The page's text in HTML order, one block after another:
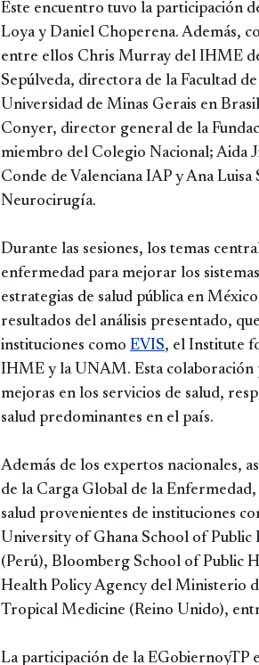
Este encuentro tuvo la participación
Loya y Daniel Choperena. Además,
entre ellos Chris Murray del IHME
Sepúlveda, directora de la Facultad
Universidad de Minas Gerais en
Conyer, director general de la
miembro del Colegio Nacional; Aida
Conde de Valenciana IAP y Ana
Neurocirugía.
Durante las sesiones, los temas
enfermedad para mejorar los
estrategias de salud pública en
resultados del análisis presentado,
instituciones como EVIS, el Institute
IHME y la UNAM. Esta colaboración
mejoras en los servicios de salud,
salud predominantes en el país.
Además de los expertos nacionales,
de la Carga Global de la
salud provenientes de instituciones
University of Ghana School of
(Perú), Bloomberg School of Public
Health Policy Agency del Ministerio
Tropical Medicine (Reino Unido),
La participación de la EGobiernoyTP